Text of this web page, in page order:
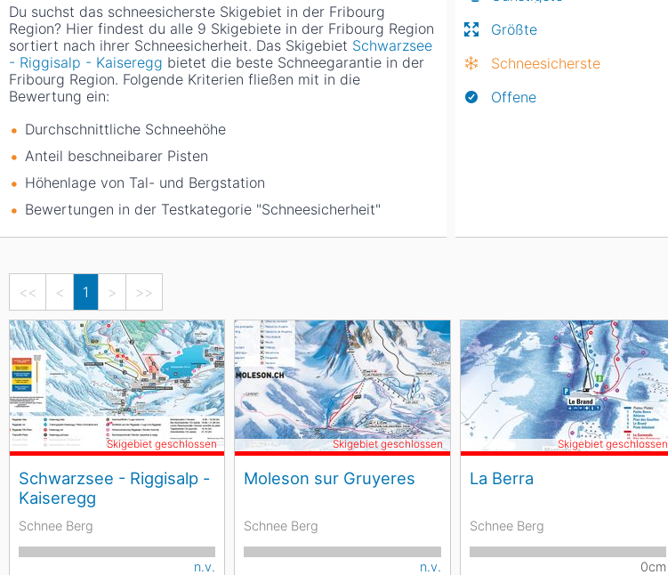
<< < 1 > >>
Schwarzsee - Riggisalp -
Kaiseregg
Skigebiet geschlossen
Schnee Berg
n.v.
Moleson sur Gruyeres
Skigebiet geschlossen
Schnee Berg
n.v.
La Berra
Skigebiet geschlossen
Schnee Berg
0cm
Größte
Schneesicherste
Offene
Du suchst das schneesicherste Skigebiet in der Fribourg
Region? Hier findest du alle 9 Skigebiete in der Fribourg Region
sortiert nach ihrer Schneesicherheit. Das Skigebiet Schwarzsee
- Riggisalp - Kaiseregg bietet die beste Schneegarantie in der
Fribourg Region. Folgende Kriterien fließen mit in die
Bewertung ein:
Durchschnittliche Schneehöhe
Anteil beschneibarer Pisten
Höhenlage von Tal- und Bergstation
Bewertungen in der Testkategorie "Schneesicherheit"